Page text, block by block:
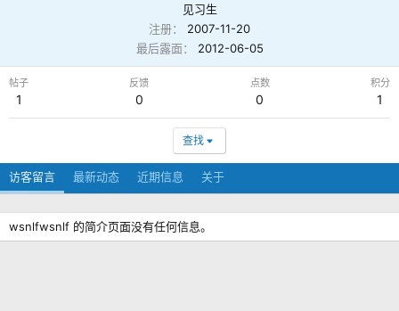
见习生
注册
2007-11-20
最后露面
2012-06-05
帖子
1
反馈
0
点数
0
积分
1
查找
访客留言 最新动态 近期信息 关于
wsnlfwsnlf 的简介页面没有任何信息。